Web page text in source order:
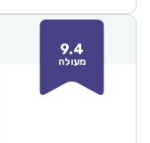
9.4
מעולה